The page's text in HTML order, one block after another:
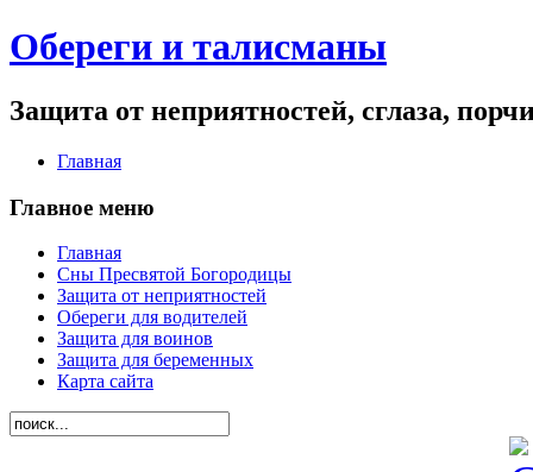
Обереги и талисманы
Защита от неприятностей, сглаза,
Главная
Главное меню
Главная
Сны Пресвятой Богородицы
Защита от неприятностей
Обереги для водителей
Защита для воинов
Защита для беременных
Карта сайта